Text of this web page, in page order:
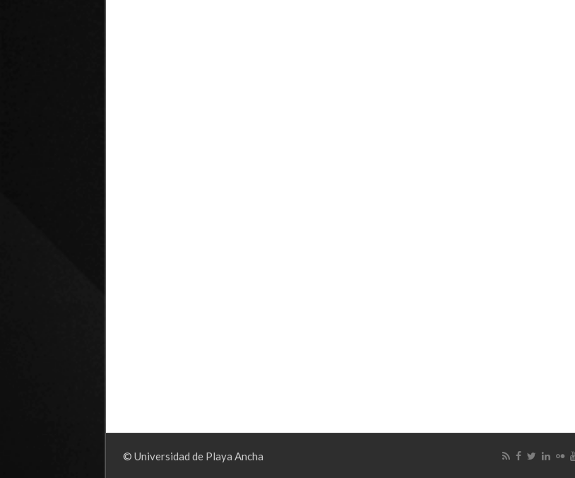
© Universidad de Playa Ancha